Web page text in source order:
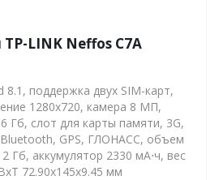
LINK Neffos C7A
поддержка двух SIM-карт,
1280x720, камера 8 МП,
Гб, слот для карты памяти, 3G,
Bluetooth, GPS, ГЛОНАСС, объем
Гб, аккумулятор 2330 мА⋅ч, вес
72.90x145x9.45 мм